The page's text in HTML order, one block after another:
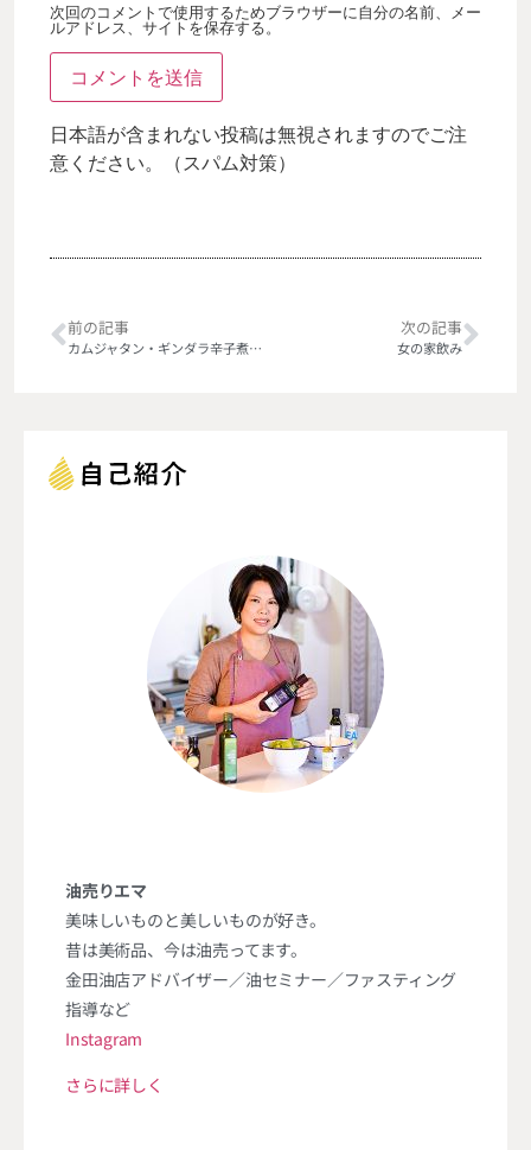
次回のコメントで使用するためブラウザーに自分の名前、メー
ルアドレス、サイトを保存する。
日本語が含まれない投稿は無視されますのでご注
意ください。（スパム対策）
前の記事
カムジャタン・ギンダラ辛子煮＠鳳仙花
次の記事
女の家飲み
油売りエマ
美味しいものと美しいものが好き。
昔は美術品、今は油売ってます。
金田油店アドバイザー／油セミナー／ファスティング
指導など
Instagram
さらに詳しく